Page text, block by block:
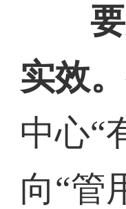
实效。
中心“
向“管